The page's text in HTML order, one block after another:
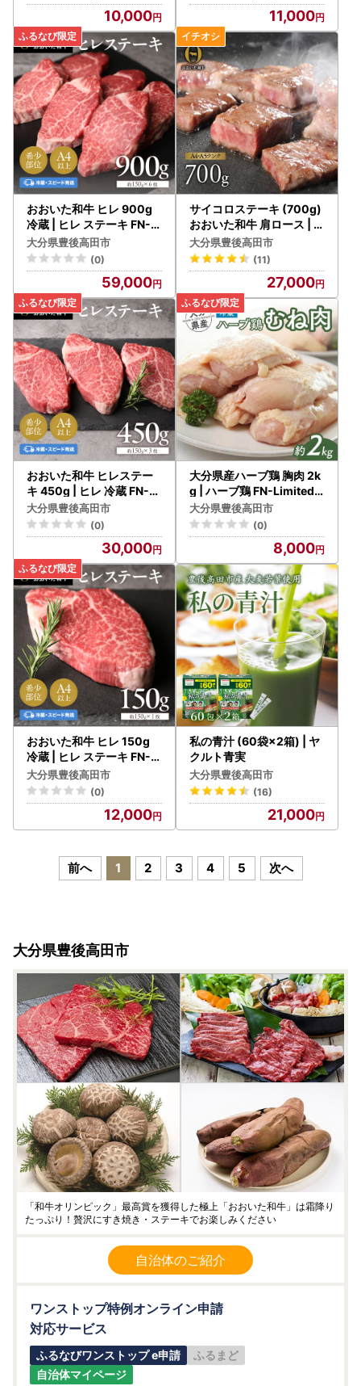
10,000 11,000
おおいた和牛 ヒレ 900g
冷蔵 | ヒレ ステーキ FN-Li
mited-SP
大分県豊後高田市
(0)
59,000
サイコロステーキ (700g)
おおいた和牛 肩ロース | サ
イコロステーキ 豊後高田
市
大分県豊後高田市
(11)
27,000
おおいた和牛 ヒレステー
キ 450g | ヒレ 冷蔵 FN-Li
mited-SP
大分県豊後高田市
(0)
30,000
大分県産ハーブ鶏 胸肉 2k
g | ハーブ鶏 FN-Limited-
SP
大分県豊後高田市
(0)
8,000
おおいた和牛 ヒレ 150g
冷蔵 | ヒレ ステーキ FN-Li
mited-SP
大分県豊後高田市
(0)
12,000
私の青汁 (60袋×2箱) | ヤ
クルト青実
大分県豊後高田市
(16)
21,000
前へ 1 2 3 4 5 次へ
大分県豊後高田市
「和牛オリンピック」最高賞を獲得した極上「おおいた和牛」は霜降り
たっぷり！贅沢にすき焼き・ステーキでお楽しみください
自治体のご紹介
ワンストップ特例オンライン申請
対応サービス
ふるなびワンストップ e申請
ふるまど
自治体マイページ